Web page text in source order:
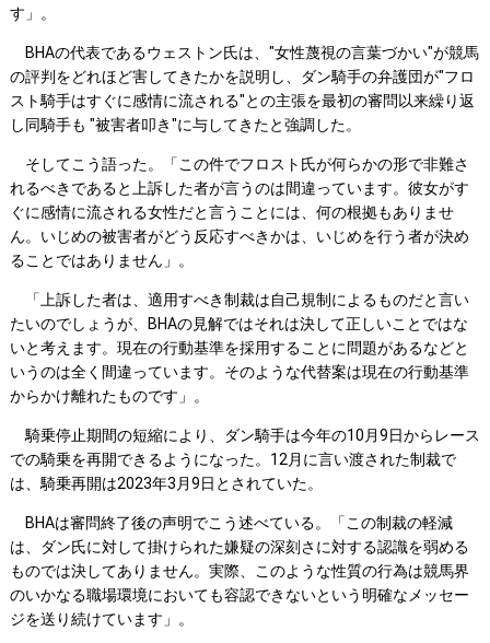
す」。
BHAの代表であるウェストン氏は、"女性蔑視の言葉づかい"が競馬
の評判をどれほど害してきたかを説明し、ダン騎手の弁護団が"フロ
スト騎手はすぐに感情に流される"との主張を最初の審問以来繰り返
し同騎手も "被害者叩き"に与してきたと強調した。
そしてこう語った。「この件でフロスト氏が何らかの形で非難さ
れるべきであると上訴した者が言うのは間違っています。彼女がす
ぐに感情に流される女性だと言うことには、何の根拠もありませ
ん。いじめの被害者がどう反応すべきかは、いじめを行う者が決め
ることではありません」。
「上訴した者は、適用すべき制裁は自己規制によるものだと言い
たいのでしょうが、BHAの見解ではそれは決して正しいことではな
いと考えます。現在の行動基準を採用することに問題があるなどと
いうのは全く間違っています。そのような代替案は現在の行動基準
からかけ離れたものです」。
騎乗停止期間の短縮により、ダン騎手は今年の10月9日からレース
での騎乗を再開できるようになった。12月に言い渡された制裁で
は、騎乗再開は2023年3月9日とされていた。
BHAは審問終了後の声明でこう述べている。「この制裁の軽減
は、ダン氏に対して掛けられた嫌疑の深刻さに対する認識を弱める
ものでは決してありません。実際、このような性質の行為は競馬界
のいかなる職場環境においても容認できないという明確なメッセー
ジを送り続けています」。